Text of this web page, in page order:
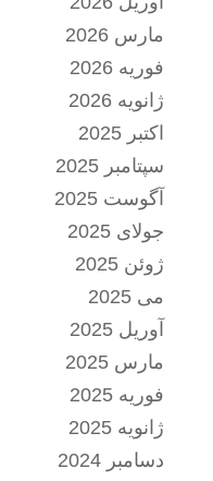
مارس 2026
فوریه 2026
ژانویه 2026
اکتبر 2025
سپتامبر 2025
آگوست 2025
جولای 2025
ژوئن 2025
می 2025
آوریل 2025
مارس 2025
فوریه 2025
ژانویه 2025
دسامبر 2024